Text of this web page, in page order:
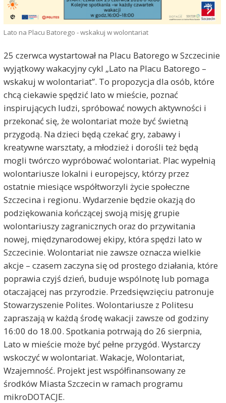
Lato na Placu Batorego - wskakuj w wolontariat
25 czerwca wystartował na Placu Batorego w Szczecinie
wyjątkowy wakacyjny cykl „Lato na Placu Batorego –
wskakuj w wolontariat”. To propozycja dla osób, które
chcą ciekawie spędzić lato w mieście, poznać
inspirujących ludzi, spróbować nowych aktywności i
przekonać się, że wolontariat może być świetną
przygodą. Na dzieci będą czekać gry, zabawy i
kreatywne warsztaty, a młodzież i dorośli też będą
mogli twórczo wypróbować wolontariat. Plac wypełnią
wolontariusze lokalni i europejscy, którzy przez
ostatnie miesiące współtworzyli życie społeczne
Szczecina i regionu. Wydarzenie będzie okazją do
podziękowania kończącej swoją misję grupie
wolontariuszy zagranicznych oraz do przywitania
nowej, międzynarodowej ekipy, która spędzi lato w
Szczecinie. Wolontariat nie zawsze oznacza wielkie
akcje – czasem zaczyna się od prostego działania, które
poprawia czyjś dzień, buduje wspólnotę lub pomaga
otaczającej nas przyrodzie. Przedsięwzięciu patronuje
Stowarzyszenie Polites. Wolontariusze z Politesu
zapraszają w każdą środę wakacji zawsze od godziny
16:00 do 18.00. Spotkania potrwają do 26 sierpnia,
Lato w mieście może być pełne przygód. Wystarczy
wskoczyć w wolontariat. Wakacje, Wolontariat,
Wzajemność. Projekt jest współfinansowany ze
środków Miasta Szczecin w ramach programu
mikroDOTACJE.